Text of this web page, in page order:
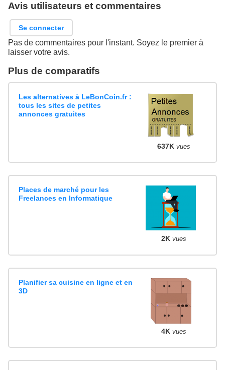
Avis utilisateurs et commentaires
Se connecter
Pas de commentaires pour l'instant. Soyez le premier à
laisser votre avis.
Plus de comparatifs
Les alternatives à LeBonCoin.fr :
tous les sites de petites
annonces gratuites
637K vues
Places de marché pour les
Freelances en Informatique
2K vues
Planifier sa cuisine en ligne et en
3D
4K vues